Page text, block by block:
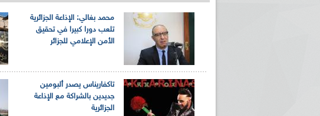
محمد بغالي: الإذاعة الجزائرية
تلعب دورا كبيرا في تحقيق
الأمن الإعلامي للجزائر
تاكفاريناس يصدر ألبومين
جديدين بالشراكة مع الإذاعة
الجزائرية